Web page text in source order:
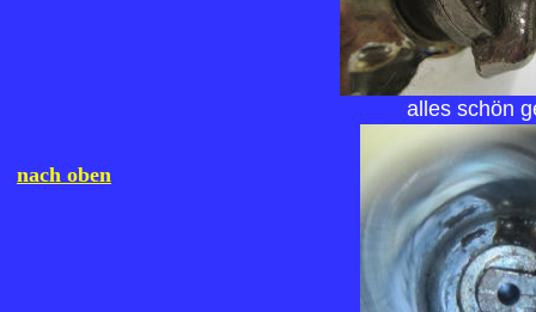
nach oben
alles schön